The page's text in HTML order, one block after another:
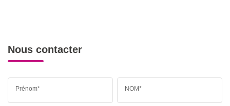
Nous contacter
Prénom* NOM*